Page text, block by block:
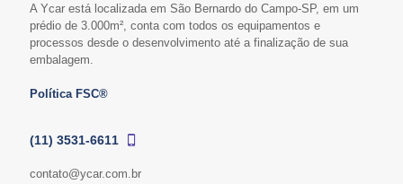
A Ycar está localizada em São Bernardo do Campo-SP, em um
prédio de 3.000m², conta com todos os equipamentos e
processos desde o desenvolvimento até a finalização de sua
embalagem.
Política FSC®
(11) 3531-6611
contato@ycar.com.br